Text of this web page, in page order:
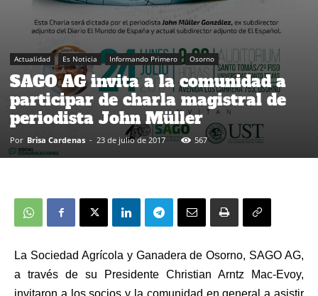
Actualidad Es Noticia Informando Primero Osorno
SAGO AG invita a la comunidad a
participar de charla magistral de
periodista John Müller
Por Brisa Cardenas - 23 de julio de 2017 567
La Sociedad Agrícola y Ganadera de Osorno, SAGO AG,
a través de su Presidente Christian Arntz Mac-Evoy,
invitaron a los socios y la comunidad en general a asistir